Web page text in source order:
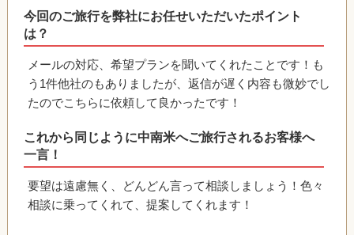
今回のご旅行を弊社にお任せいただいたポイント
は？
メールの対応、希望プランを聞いてくれたことです！も
う1件他社のもありましたが、返信が遅く内容も微妙でし
たのでこちらに依頼して良かったです！
これから同じように中南米へご旅行されるお客様へ
一言！
要望は遠慮無く、どんどん言って相談しましょう！色々
相談に乗ってくれて、提案してくれます！